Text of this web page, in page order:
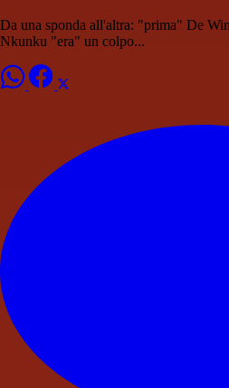
Da una sponda all'altra: "prima" De
Nkunku "era" un colpo...